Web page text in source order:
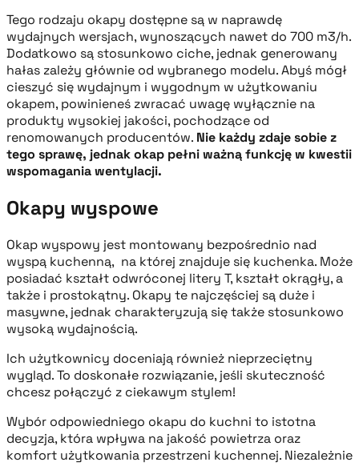
Tego rodzaju okapy dostępne są w naprawdę
wydajnych wersjach, wynoszących nawet do 700 m3/h.
Dodatkowo są stosunkowo ciche, jednak generowany
hałas zależy głównie od wybranego modelu. Abyś mógł
cieszyć się wydajnym i wygodnym w użytkowaniu
okapem, powinieneś zwracać uwagę wyłącznie na
produkty wysokiej jakości, pochodzące od
renomowanych producentów. Nie każdy zdaje sobie z
tego sprawę, jednak okap pełni ważną funkcję w kwestii
wspomagania wentylacji.
Okapy wyspowe
Okap wyspowy jest montowany bezpośrednio nad
wyspą kuchenną, na której znajduje się kuchenka. Może
posiadać kształt odwróconej litery T, kształt okrągły, a
także i prostokątny. Okapy te najczęściej są duże i
masywne, jednak charakteryzują się także stosunkowo
wysoką wydajnością.
Ich użytkownicy doceniają również nieprzeciętny
wygląd. To doskonałe rozwiązanie, jeśli skuteczność
chcesz połączyć z ciekawym stylem!
Wybór odpowiedniego okapu do kuchni to istotna
decyzja, która wpływa na jakość powietrza oraz
komfort użytkowania przestrzeni kuchennej. Niezależnie